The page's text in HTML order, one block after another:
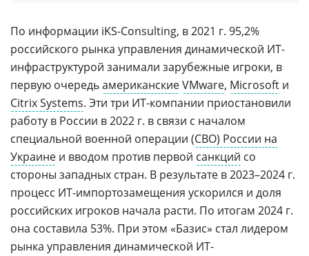
По информации iKS-Consulting, в 2021 г. 95,2%
российского рынка управления динамической ИТ-
инфраструктурой занимали зарубежные игроки, в
первую очередьамериканскиеVMware, Microsoft и
Citrix Systems. Эти три ИТ-компании приостановили
работу в России в 2022 г. в связи с началом
специальной военной операции (СВО) России на
Украине и вводом против первой санкций со
стороны западных стран. В результате в 2023–2024 г.
процесс ИТ-импортозамещения ускорился и доля
российских игроков начала расти. По итогам 2024 г.
она составила 53%. При этом «Базис» стал лидером
рынка управления динамической ИТ-